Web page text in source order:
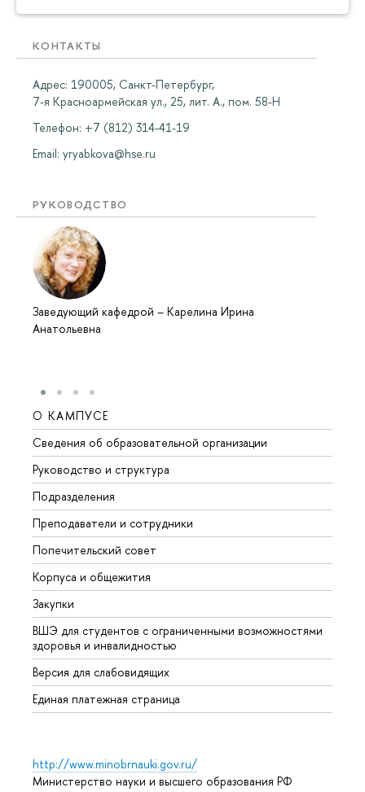
КОНТАКТЫ
Адрес: 190005, Санкт-Петербург,
7-я Красноармейская ул., 25, лит. А., пом. 58-Н
Телефон: +7 (812) 314-41-19
Email: yryabkova@hse.ru
РУКОВОДСТВО
Заведующий кафедрой – Карелина Ирина
Анатольевна
О КАМПУСЕ
Сведения об образовательной организации
Руководство и структура
Подразделения
Преподаватели и сотрудники
Попечительский совет
Корпуса и общежития
Закупки
ВШЭ для студентов с ограниченными возможностями
здоровья и инвалидностью
Версия для слабовидящих
Единая платежная страница
http://www.minobrnauki.gov.ru/
Министерство науки и высшего образования РФ